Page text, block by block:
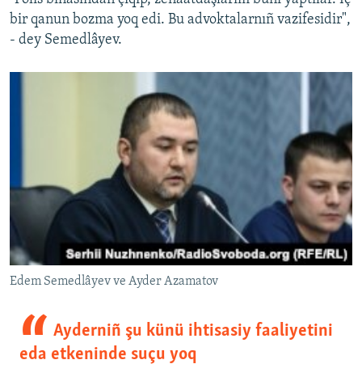
bir qanun bozma yoq edi. Bu advoktalarnıñ vazifesidir",
- dey Semedlâyev.
Edem Semedlâyev ve Ayder Azamatov
Ayderniñ şu künü ihtisasiy faaliyetini
eda etkeninde suçu yoq